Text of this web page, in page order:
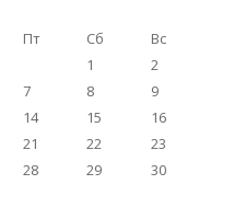
Пт Сб
Вс
1
2
7 8
9
14 15
16
21 22
23
28 29
30